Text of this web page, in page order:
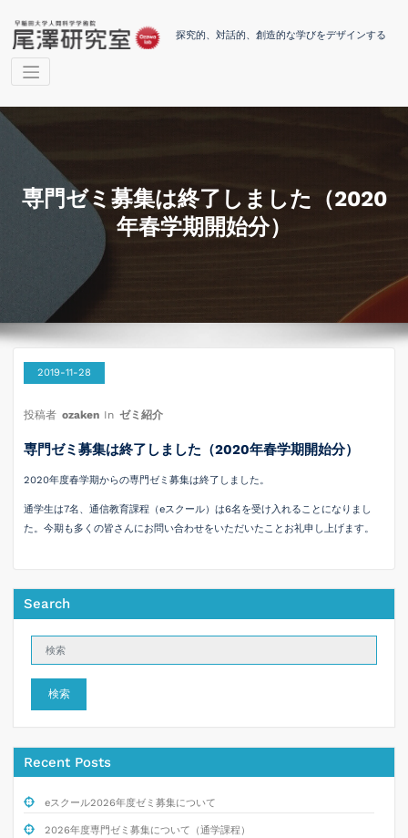
へ
探究的、対話的、創造的な学びをデザインする
専門ゼミ募集は終了しました（2020
年春学期開始分）
2019-11-28
投稿者 ozaken In ゼミ紹介
専門ゼミ募集は終了しました（2020年春学期開始分）
2020年度春学期からの専門ゼミ募集は終了しました。
通学生は7名、通信教育課程（eスクール）は6名を受け入れることになりまし
た。今期も多くの皆さんにお問い合わせをいただいたことお礼申し上げます。
Search
検索
Recent Posts
eスクール2026年度ゼミ募集について
2026年度専門ゼミ募集について（通学課程）